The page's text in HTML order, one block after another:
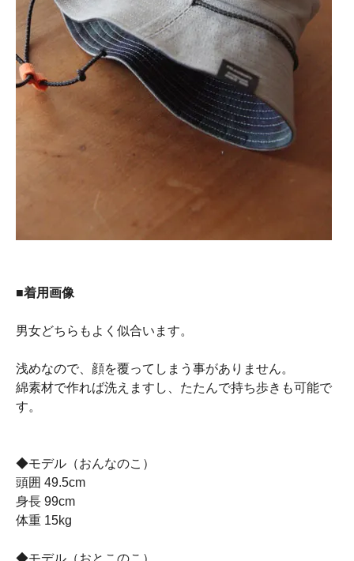
■着用画像
男女どちらもよく似合います。
浅めなので、顔を覆ってしまう事がありません。
綿素材で作れば洗えますし、たたんで持ち歩きも可能で
す。
◆モデル（おんなのこ）
頭囲 49.5cm
身長 99cm
体重 15kg
◆モデル（おとこのこ）